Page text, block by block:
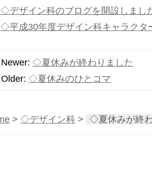
◇デザイン科のブログを開設しまし
◇平成30年度デザイン科キャラクタ
Newer: ◇夏休みが終わりました
Older: ◇夏休みのひとコマ
> ◇デザイン科 > ◇夏休みが終